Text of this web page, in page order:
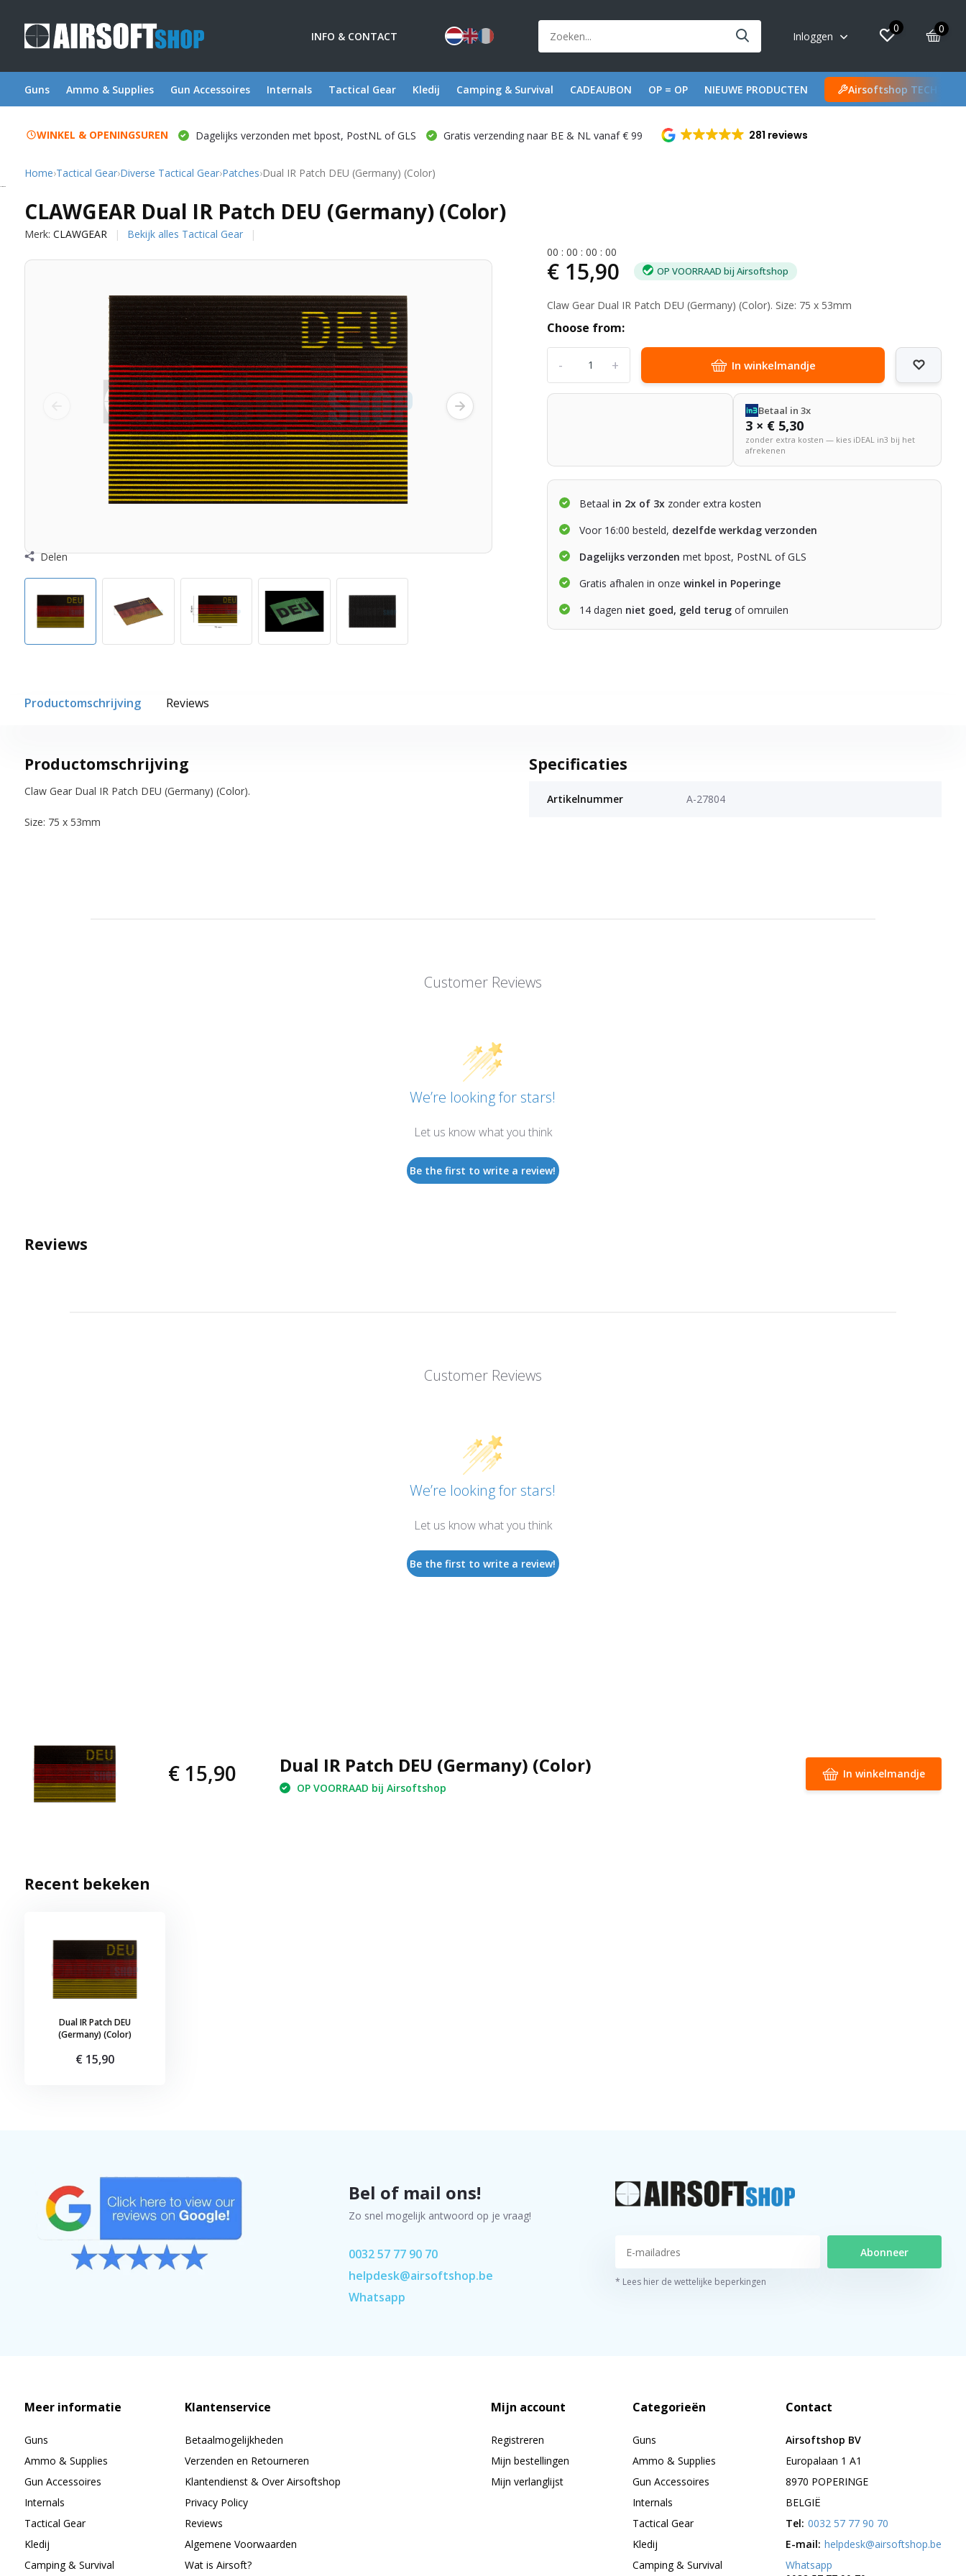
INFO & CONTACT Inloggen
0 0
Guns Ammo & Supplies Gun Accessoires Internals Tactical Gear Kledij Camping & Survival CADEAUBON OP = OP NIEUWE PRODUCTEN Airsoftshop TECH
WINKEL & OPENINGSUREN Dagelijks verzonden met bpost, PostNL of GLS Gratis verzending naar BE & NL vanaf € 99 281 reviews
Home›Tactical Gear›Diverse Tactical Gear›Patches›Dual IR Patch DEU (Germany) (Color)
CLAWGEAR Dual IR Patch DEU (Germany) (Color)
Merk: CLAWGEAR Bekijk alles Tactical Gear
Delen
00 :00 :00 :00
€ 15,90 OP VOORRAAD bij Airsoftshop
Claw Gear Dual IR Patch DEU (Germany) (Color). Size: 75 x 53mm
Choose from:
+
- In winkelmandje
Betaal in 3x
3 × € 5,30
zonder extra kosten — kies iDEAL in3 bij het
afrekenen
Betaal in 2x of 3x zonder extra kosten
Voor 16:00 besteld, dezelfde werkdag verzonden
Dagelijks verzonden met bpost, PostNL of GLS
Gratis afhalen in onzewinkel in Poperinge
14 dagen niet goed, geld terug of omruilen
Productomschrijving Reviews
Productomschrijving
Claw Gear Dual IR Patch DEU (Germany) (Color).
Size: 75 x 53mm
Specificaties
Artikelnummer A-27804
Customer Reviews
We’re looking for stars!
Let us know what you think
Be the first to write a review!
Reviews
Customer Reviews
We’re looking for stars!
Let us know what you think
Be the first to write a review!
€ 15,90 Dual IR Patch DEU (Germany) (Color)
OP VOORRAAD bij Airsoftshop
In winkelmandje
Recent bekeken
Dual IR Patch DEU
(Germany) (Color)
€ 15,90
Bel of mail ons!
Zo snel mogelijk antwoord op je vraag!
0032 57 77 90 70
helpdesk@airsoftshop.be
Whatsapp
Abonneer
* Lees hier de wettelijke beperkingen
Meer informatie
Guns
Ammo & Supplies
Gun Accessoires
Internals
Tactical Gear
Kledij
Camping & Survival
Klantenservice
Betaalmogelijkheden
Verzenden en Retourneren
Klantendienst & Over Airsoftshop
Privacy Policy
Reviews
Algemene Voorwaarden
Wat is Airsoft?
Mijn account
Registreren
Mijn bestellingen
Mijn verlanglijst
Categorieën
Guns
Ammo & Supplies
Gun Accessoires
Internals
Tactical Gear
Kledij
Camping & Survival
Contact
Airsoftshop BV
Europalaan 1 A1
8970 POPERINGE
BELGIË
Tel: 0032 57 77 90 70
E-mail: helpdesk@airsoftshop.be
Whatsapp